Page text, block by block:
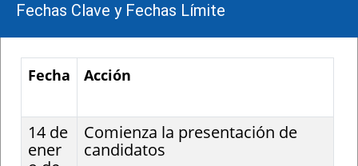
Fechas Clave y Fechas Límite
Fecha Acción
14 de
ener
Comienza la presentación de
candidatos